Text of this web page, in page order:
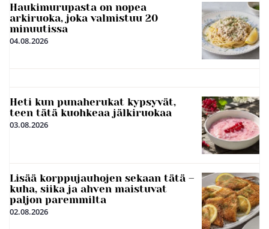
Haukimurupasta on nopea
arkiruoka, joka valmistuu 20
minuutissa
04.08.2026
Heti kun punaherukat kypsyvät,
teen tätä kuohkeaa jälkiruokaa
03.08.2026
Lisää korppujauhojen sekaan tätä –
kuha, siika ja ahven maistuvat
paljon paremmilta
02.08.2026